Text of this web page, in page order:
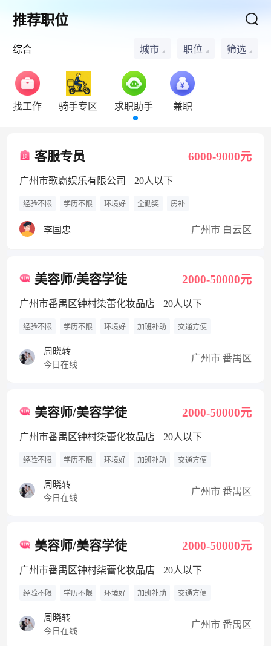
推荐职位
综合 城市 职位 筛选
找工作 骑手专区 求职助手 兼职
客服专员 6000-9000元
广州市歌霸娱乐有限公司 20人以下
经验不限 学历不限 环境好 全勤奖 房补
李国忠 广州市 白云区
美容师/美容学徒 2000-50000元
广州市番禺区钟村柒蕾化妆品店 20人以下
经验不限 学历不限 环境好 加班补助 交通方便
周晓转
今日在线
广州市 番禺区
美容师/美容学徒 2000-50000元
广州市番禺区钟村柒蕾化妆品店 20人以下
经验不限 学历不限 环境好 加班补助 交通方便
周晓转
今日在线
广州市 番禺区
美容师/美容学徒 2000-50000元
广州市番禺区钟村柒蕾化妆品店 20人以下
经验不限 学历不限 环境好 加班补助 交通方便
周晓转
今日在线
广州市 番禺区